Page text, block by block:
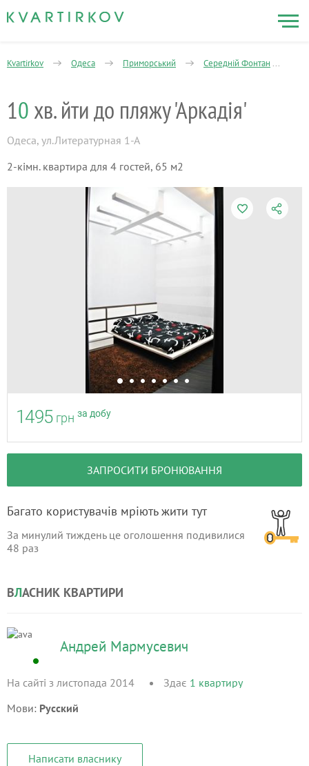
Kvartirkov Одеса Приморський Середній Фонтан
10хв. йти до пляжу 'Аркадія'
Одеса, ул.Литературная 1-А
2-кімн. квартира для 4 гостей, 65 м2
1495 грн за добу
ЗАПРОСИТИ БРОНЮВАННЯ
Багато користувачів мріють жити тут
За минулий тиждень це оголошення подивилися
48 раз
ВЛАСНИК КВАРТИРИ
Андрей Мармусевич
На сайті з листопада 2014 Здає 1 квартиру
Мови: Русский
Написати власнику